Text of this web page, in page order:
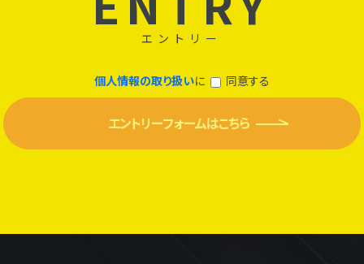
エントリー
個人情報の取り扱いに 同意する
エントリーフォームはこちら